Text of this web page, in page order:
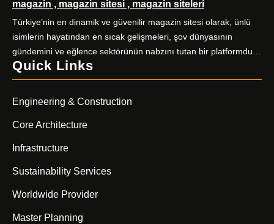
sunuyor. Yüksek performanslı AMD hosting paketleri, güçlü AMD
EPYC işlemciler ve NVMe SSD disklerle donatılmış sunucular
üzerine kuruludur. E-ticaret siteleri, kurumsal web siteleri, bloglar
ve yüksek […]
magazin , magazin sitesi , magazin siteleri
Türkiye’nin en dinamik ve güvenilir magazin sitesi olarak, ünlü
isimlerin hayatından en sıcak gelişmeleri, şov dünyasının
gündemini ve eğlence sektörünün nabzını tutan bir platformdur.
Magazin severlerin ilk adresi olan sitemiz, kaliteli içerik üretimiyle
fark yaratıyor. Güncel haberler, özel röportajlar, stil önerileri ve
ünlülerin perde arkası hikayeleriyle sizleri ekrandan
uzaklaştıramayacağınız bir içerik dünyasına davet ediyor.
Magazin […]
Quick Links
Engineering & Construction
Core Architecture
Infrastructure
Sustainability Services
Worldwide Provider
Master Planning